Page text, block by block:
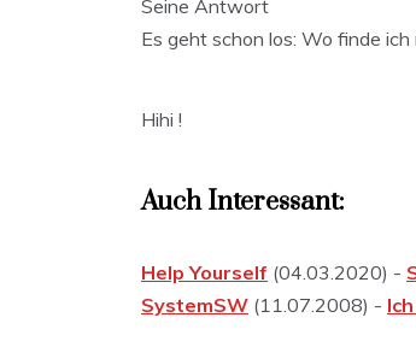
Seine Antwort
Es geht schon los: Wo finde ich
Hihi !
Auch Interessant:
Help Yourself (04.03.2020) -
SystemSW (11.07.2008) -